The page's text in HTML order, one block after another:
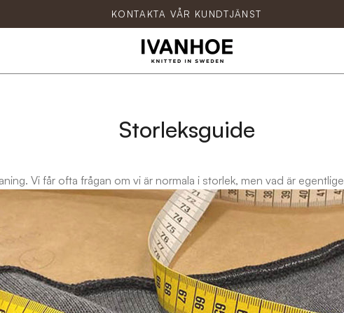
KONTAKTA VÅR KUNDTJÄNST
Storleksguide
Vi får ofta frågan om vi är normala i storlek, men vad är